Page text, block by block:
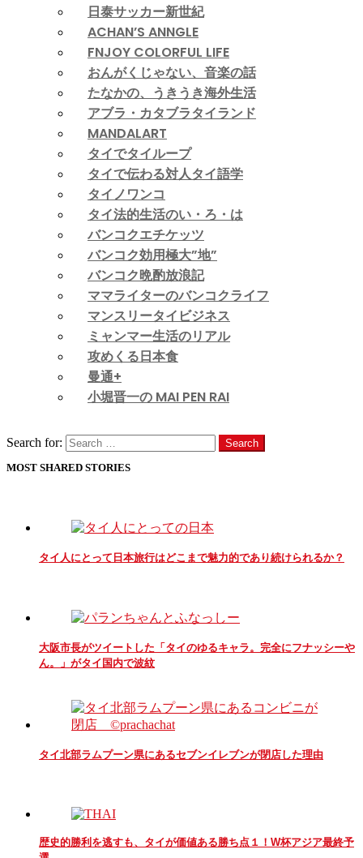
日泰サッカー新世紀
ACHAN’S ANNGLE
FNJOY COLORFUL LIFE
おんがくじゃない、音楽の話
たなかの、うきうき海外生活
アブラ・カタブラタイランド
MANDALART
タイでタイループ
タイで伝わる対人タイ語学
タイノワンコ
タイ法的生活のい・ろ・は
バンコクエチケッツ
バンコク効用極大”地”
バンコク晩酌放浪記
ママライターのバンコクライフ
マンスリータイビジネス
ミャンマー生活のリアル
攻めくる日本食
曼通+
小堀晋一の MAI PEN RAI
Search for:
Search
MOST SHARED STORIES
タイ人にとって日本旅行はどこまで魅力的であり続けられるか？
大阪市長がツイートした「タイのゆるキャラ。完全にフナッシーや
ん。」がタイ国内で波紋
タイ北部ラムプーン県にあるセブンイレブンが閉店した理由
歴史的勝利を逃すも、タイが価値ある勝ち点１！W杯アジア最終予